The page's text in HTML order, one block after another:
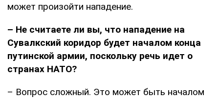
может произойти нападение.
– Не считаете ли вы, что нападение на
Сувалкский коридор будет началом конца
путинской армии, поскольку речь идет о
странах НАТО?
– Вопрос сложный. Это может быть началом